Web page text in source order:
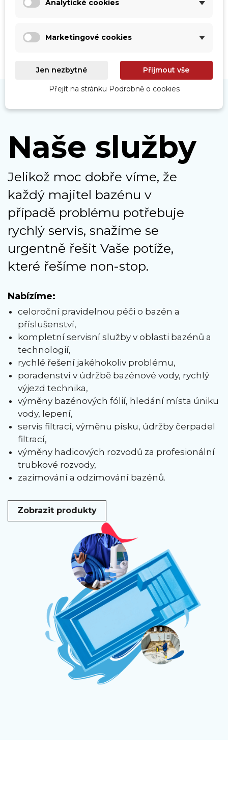
Naše služby
Jelikož moc dobře víme, že
každý majitel bazénu v
případě problému potřebuje
rychlý servis, snažíme se
urgentně řešit Vaše potíže,
které řešíme non-stop.
Nabízíme:
celoroční pravidelnou péči o bazén a
příslušenství,
kompletní servisní služby v oblasti bazénů a
technologií,
rychlé řešení jakéhokoliv problému,
poradenství v údržbě bazénové vody, rychlý
výjezd technika,
výměny bazénových fólií, hledání místa úniku
vody, lepení,
servis filtrací, výměnu písku, údržby čerpadel
filtrací,
výměny hadicových rozvodů za profesionální
trubkové rozvody,
zazimování a odzimování bazénů.
Zobrazit produkty
Analytické cookies
Marketingové cookies
Jen nezbytné Přijmout vše
Přejít na stránku Podrobně o cookies